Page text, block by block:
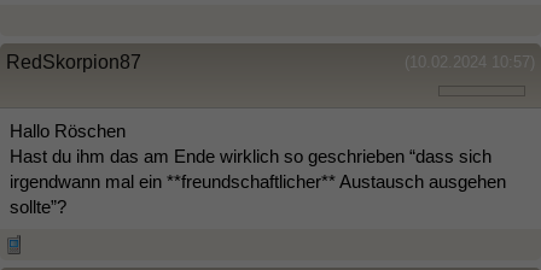
(10.02.2024 10:57)
RedSkorpion87
Hallo Röschen
Hast du ihm das am Ende wirklich so geschrieben “dass sich
irgendwann mal ein **freundschaftlicher** Austausch ausgehen
sollte”?